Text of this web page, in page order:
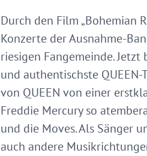
Durch den Film „Bohemian
Konzerte der Ausnahme-
riesigen Fangemeinde.
und authentischste
von QUEEN von einer
Freddie Mercury so
und die Moves. Als Sänger
auch andere